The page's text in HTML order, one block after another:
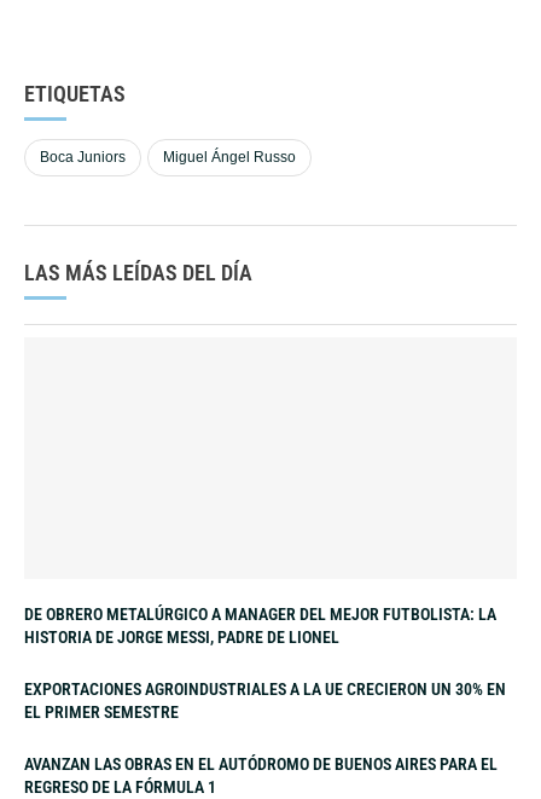
ETIQUETAS
Boca Juniors Miguel Ángel Russo
LAS MÁS LEÍDAS DEL DÍA
DE OBRERO METALÚRGICO A MANAGER DEL MEJOR FUTBOLISTA: LA
HISTORIA DE JORGE MESSI, PADRE DE LIONEL
EXPORTACIONES AGROINDUSTRIALES A LA UE CRECIERON UN 30% EN
EL PRIMER SEMESTRE
AVANZAN LAS OBRAS EN EL AUTÓDROMO DE BUENOS AIRES PARA EL
REGRESO DE LA FÓRMULA 1